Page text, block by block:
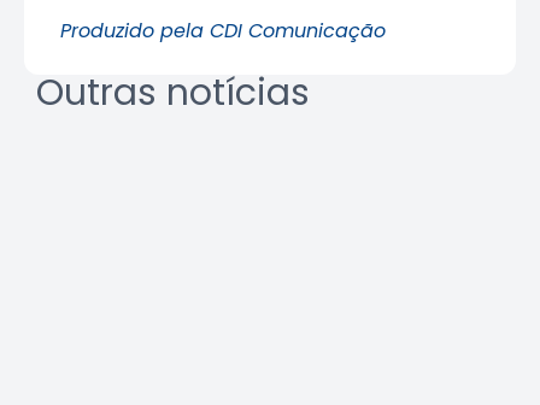
Produzido pela CDI Comunicação
Outras notícias